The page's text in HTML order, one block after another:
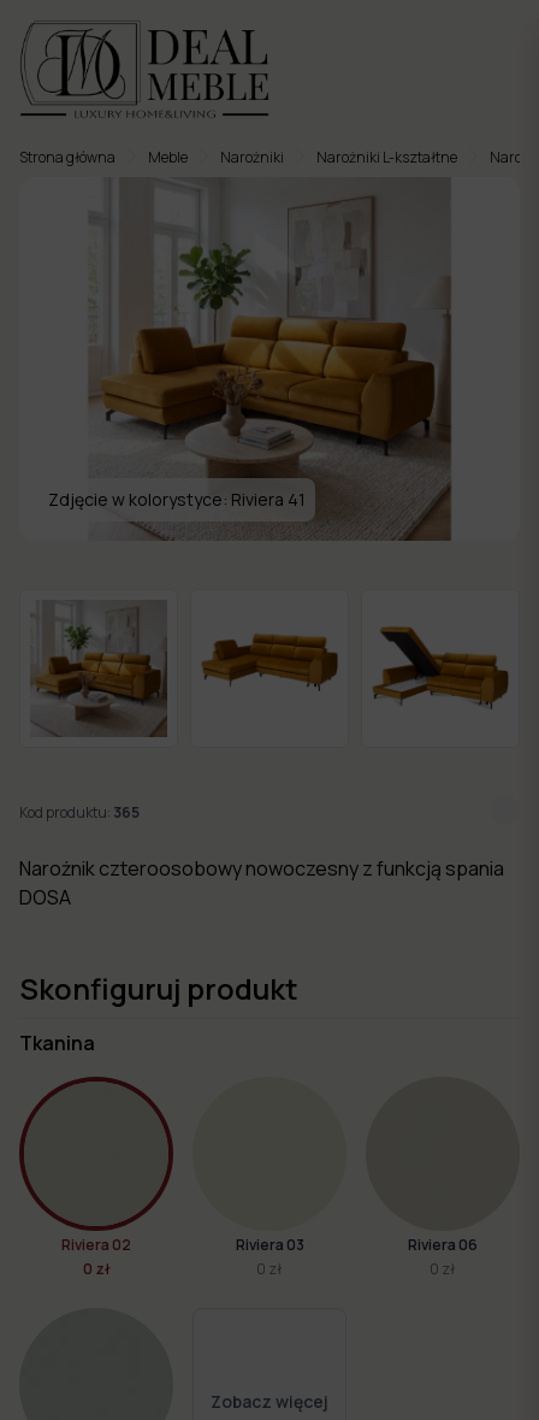
tapicerowane
twarde
Nowości
Kolekcje
mebli
Strona główna Meble Narożniki Narożniki L-kształtne
Zdjęcie w kolorystyce: Riviera 41
Kod produktu: 365
Narożnik czteroosobowy nowoczesny z funkcją spania
DOSA
Skonfiguruj produkt
Tkanina
Riviera 02
0 zł
Riviera 03
0 zł
Riviera 06
0 zł
Zobacz więcej